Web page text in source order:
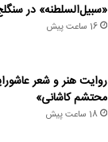
«سبیل‌السلطنه» در
16 ساعت پیش
روایت هنر و شعر
محتشم کاشانی»
18 ساعت پیش